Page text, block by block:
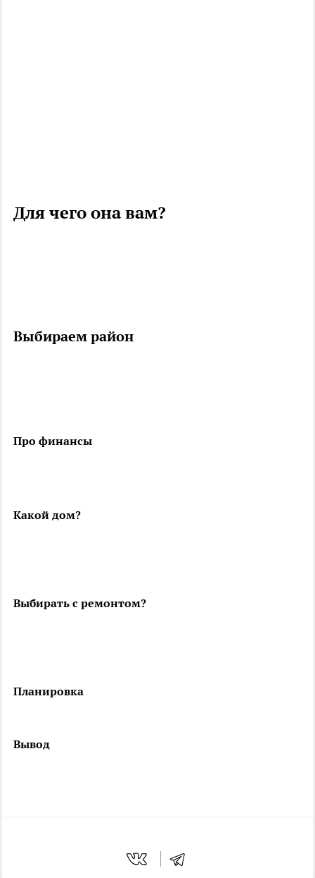
Для чего она вам?
Выбираем район
Про финансы
Какой дом?
Выбирать с ремонтом?
Планировка
Вывод